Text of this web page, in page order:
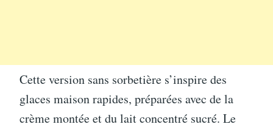
Cette version sans sorbetière s’inspire des
glaces maison rapides, préparées avec de la
crème montée et du lait concentré sucré. Le